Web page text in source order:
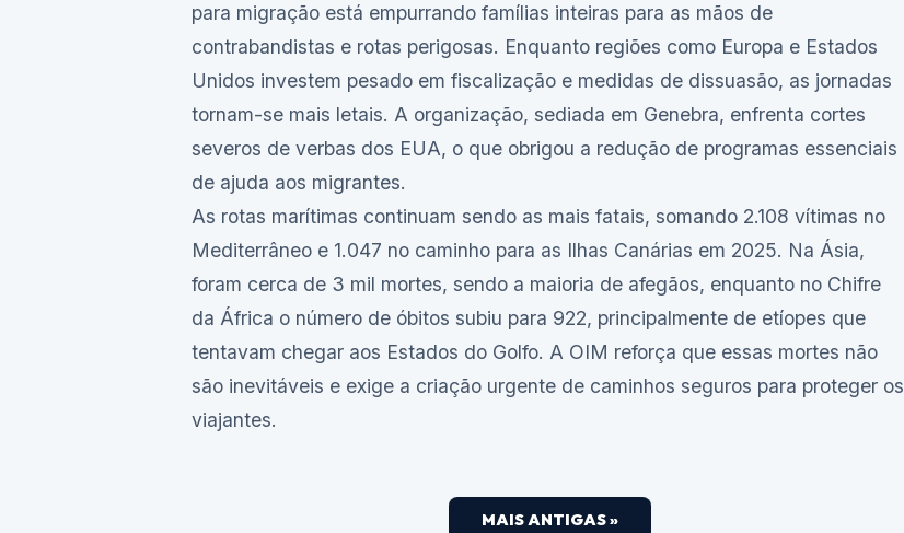
para migração está empurrando famílias inteiras para as mãos de
contrabandistas e rotas perigosas. Enquanto regiões como Europa e Estados
Unidos investem pesado em fiscalização e medidas de dissuasão, as jornadas
tornam-se mais letais. A organização, sediada em Genebra, enfrenta cortes
severos de verbas dos EUA, o que obrigou a redução de programas essenciais
de ajuda aos migrantes.
As rotas marítimas continuam sendo as mais fatais, somando 2.108 vítimas no
Mediterrâneo e 1.047 no caminho para as Ilhas Canárias em 2025. Na Ásia,
foram cerca de 3 mil mortes, sendo a maioria de afegãos, enquanto no Chifre
da África o número de óbitos subiu para 922, principalmente de etíopes que
tentavam chegar aos Estados do Golfo. A OIM reforça que essas mortes não
são inevitáveis e exige a criação urgente de caminhos seguros para proteger os
viajantes.
MAIS ANTIGAS »